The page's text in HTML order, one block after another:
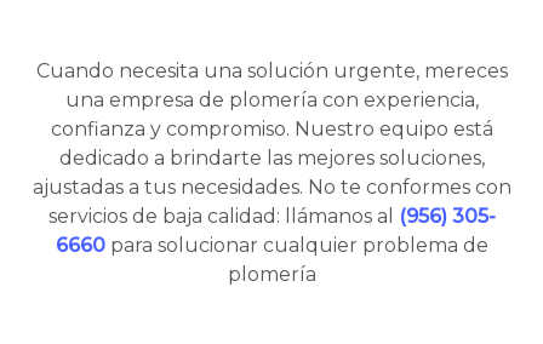
Cuando necesita una solución urgente, mereces
una empresa de plomería con experiencia,
confianza y compromiso. Nuestro equipo está
dedicado a brindarte las mejores soluciones,
ajustadas a tus necesidades. No te conformes con
servicios de baja calidad: llámanos al
(956) 305-
6660para solucionar cualquier problema de
plomería